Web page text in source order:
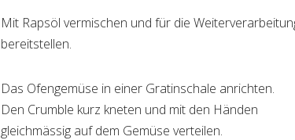
Mit Rapsöl vermischen und für die
bereitstellen.
Das Ofengemüse in einer Gratinschale anrichten.
Den Crumble kurz kneten und mit den Händen
gleichmässig auf dem Gemüse verteilen.